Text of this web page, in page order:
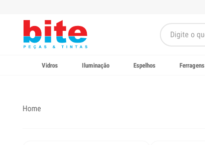
Vidros Iluminação Espelhos Ferragens
Home